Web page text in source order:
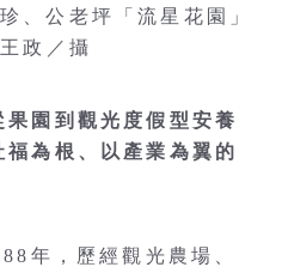
、公老坪「流星花園」
政／攝
園到觀光度假型安養
為根、以產業為翼的
年，歷經觀光農場、